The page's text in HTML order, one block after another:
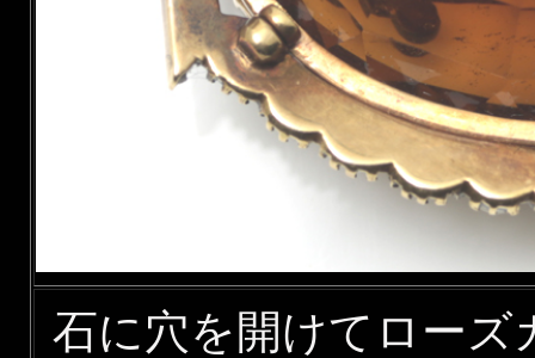
石に穴を開けてロー